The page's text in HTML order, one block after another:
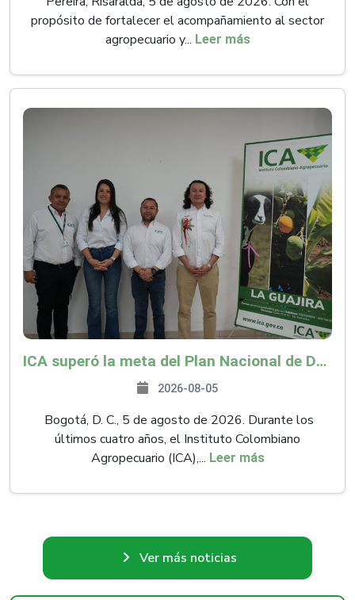
propósito de fortalecer el acompañamiento al sector
agropecuario y... Leer más
ICA superó la meta del Plan Nacional de Desarrollo y abrió 61 mercados internacionales
2026-08-05
Bogotá, D. C., 5 de agosto de 2026. Durante los
últimos cuatro años, el Instituto Colombiano
Agropecuario (ICA),... Leer más
Ver más noticias